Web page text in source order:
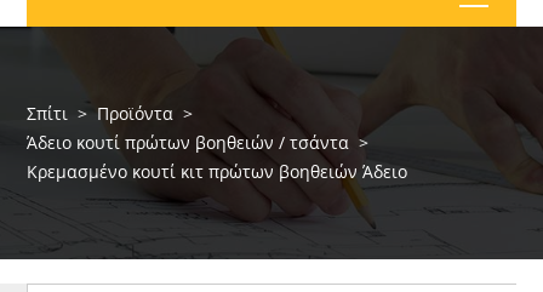
Σπίτι > Προϊόντα >
Άδειο κουτί πρώτων βοηθειών / τσάντα >
Κρεμασμένο κουτί κιτ πρώτων βοηθειών Άδειο